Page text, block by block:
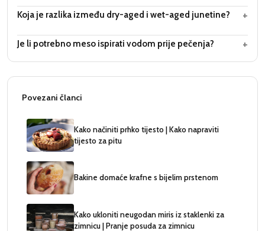
Koja je razlika između dry-aged i wet-aged junetine? +
Je li potrebno meso ispirati vodom prije pečenja? +
Povezani članci
Kako načiniti prhko tijesto | Kako napraviti
tijesto za pitu
Bakine domaće krafne s bijelim prstenom
Kako ukloniti neugodan miris iz staklenki za
zimnicu | Pranje posuda za zimnicu